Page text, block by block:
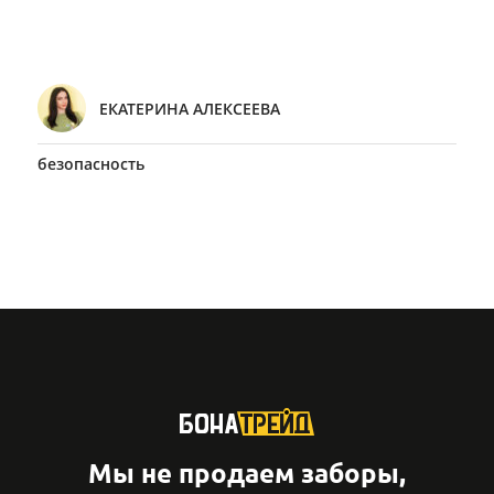
ЕКАТЕРИНА АЛЕКСЕЕВА
безопасность
Мы не продаем заборы,